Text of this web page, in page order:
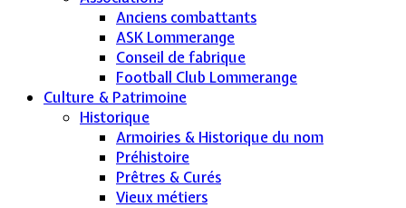
Anciens combattants
ASK Lommerange
Conseil de fabrique
Football Club Lommerange
Culture & Patrimoine
Historique
Armoiries & Historique du nom
Préhistoire
Prêtres & Curés
Vieux métiers